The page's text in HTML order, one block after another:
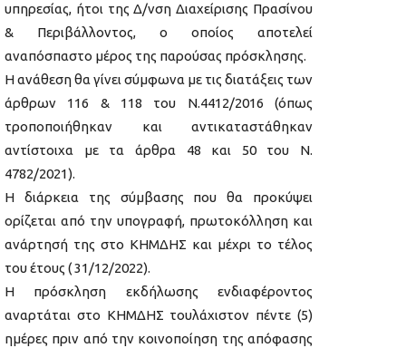
υπηρεσίας, ήτοι της Δ/νση Διαχείρισης Πρασίνου
& Περιβάλλοντος, ο οποίος αποτελεί
αναπόσπαστο μέρος της παρούσας πρόσκλησης.
Η ανάθεση θα γίνει σύμφωνα με τις διατάξεις των
άρθρων 116 & 118 του Ν.4412/2016 (όπως
τροποποιήθηκαν και αντικαταστάθηκαν
αντίστοιχα με τα άρθρα 48 και 50 του Ν.
4782/2021).
Η διάρκεια της σύμβασης που θα προκύψει
ορίζεται από την υπογραφή, πρωτοκόλληση και
ανάρτησή της στο ΚΗΜΔΗΣ και μέχρι το τέλος
του έτους ( 31/12/2022).
Η πρόσκληση εκδήλωσης ενδιαφέροντος
αναρτάται στο ΚΗΜΔΗΣ τουλάχιστον πέντε (5)
ημέρες πριν από την κοινοποίηση της απόφασης